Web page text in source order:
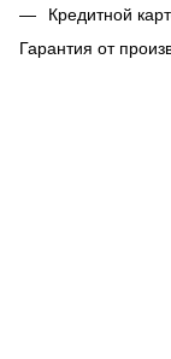
Кредитной
Гарантия от